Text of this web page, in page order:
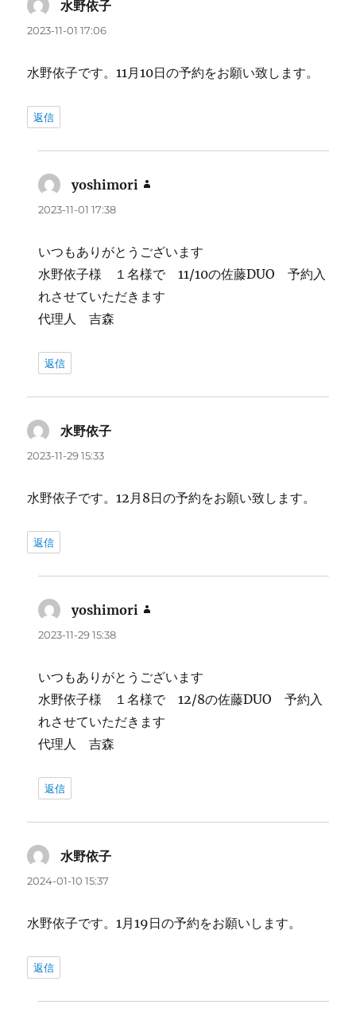
水野依子
2023-11-01 17:06
水野依子です。11月10日の予約をお願い致します。
返信
yoshimori
2023-11-01 17:38
いつもありがとうございます
水野依子様 １名様で 11/10の佐藤DUO 予約入
れさせていただきます
代理人 吉森
返信
水野依子
2023-11-29 15:33
水野依子です。12月8日の予約をお願い致します。
返信
yoshimori
2023-11-29 15:38
いつもありがとうございます
水野依子様 １名様で 12/8の佐藤DUO 予約入
れさせていただきます
代理人 吉森
返信
水野依子
2024-01-10 15:37
水野依子です。1月19日の予約をお願いします。
返信